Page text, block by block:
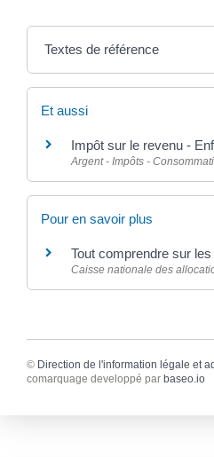
Textes de référence
Et aussi
Impôt sur le revenu -
Argent - Impôts -
Pour en savoir plus
Tout comprendre sur
Caisse nationale des
© Direction de l'information légale et
comarquage developpé par baseo.io